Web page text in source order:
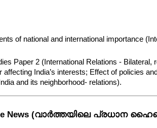
of national and international importance
Paper 2 (International Relations - Bilateral,
affecting India’s interests; Effect of policies
and its neighborhood- relations).
the News (വാർത്തയിലെ പ്രധാന